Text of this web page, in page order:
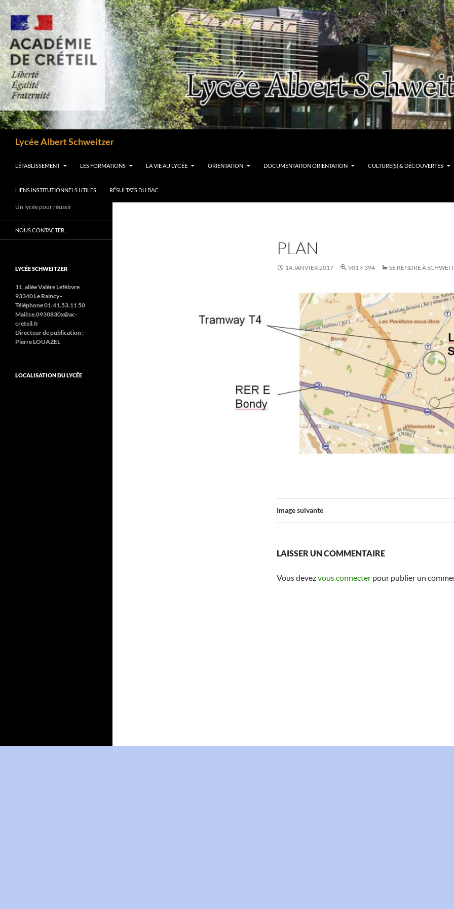
Aller
au
contenu
Lycée Albert Schweitzer
L’ÉTABLISSEMENT LES FORMATIONS LA VIE AU LYCÉE ORIENTATION DOCUMENTATION ORIENTATION CULTURE(S) & DÉCOUVERTES
LIENS INSTITUTIONNELS UTILES RÉSULTATS DU BAC
PLAN
14 JANVIER 2017 901 × 394 SE RENDRE À
Image suivante
LAISSER UN COMMENTAIRE
Vous devezvous connecter pour publier un
Un lycée pour réussir
NOUS CONTACTER…
LYCÉE SCHWEITZER
11, allée Valère Lefèbvre
93340 Le Raincy–
Téléphone 01.41.53.11 50
Mail:ce.0930830x@ac-
creteil.fr
Directeur de publication :
Pierre LOUAZEL
LOCALISATION DU LYCÉE